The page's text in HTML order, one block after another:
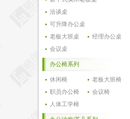
洽谈桌
可升降办公桌
老板大班桌
经理办公桌
会议桌
办公椅系列
休闲椅
老板大班椅
职员办公椅
会议椅
人体工学椅